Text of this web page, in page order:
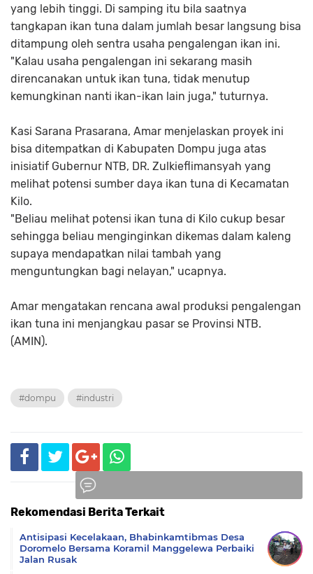
yang lebih tinggi. Di samping itu bila saatnya
tangkapan ikan tuna dalam jumlah besar langsung bisa
ditampung oleh sentra usaha pengalengan ikan ini.
"Kalau usaha pengalengan ini sekarang masih
direncanakan untuk ikan tuna, tidak menutup
kemungkinan nanti ikan-ikan lain juga," tuturnya.
Kasi Sarana Prasarana, Amar menjelaskan proyek ini
bisa ditempatkan di Kabupaten Dompu juga atas
inisiatif Gubernur NTB, DR. Zulkieflimansyah yang
melihat potensi sumber daya ikan tuna di Kecamatan
Kilo.
"Beliau melihat potensi ikan tuna di Kilo cukup besar
sehingga beliau menginginkan dikemas dalam kaleng
supaya mendapatkan nilai tambah yang
menguntungkan bagi nelayan," ucapnya.
Amar mengatakan rencana awal produksi pengalengan
ikan tuna ini menjangkau pasar se Provinsi NTB.
(AMIN).
#dompu #industri
Rekomendasi Berita Terkait
Antisipasi Kecelakaan, Bhabinkamtibmas Desa
Doromelo Bersama Koramil Manggelewa Perbaiki
Jalan Rusak